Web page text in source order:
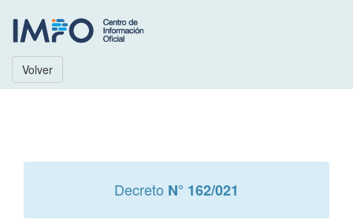
Volver
Decreto N° 162/021